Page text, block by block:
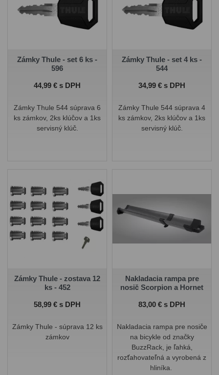
tlmiču pádu, lanovej fixácii,
vodiacim kladkám a stabilnej
stropnej montáži. Remienky
Zámky Thule - set 6 ks -
596
Cena
44,99 € s DPH
Zámky Thule 544 súprava 6
ks zámkov, 2ks klúčov a 1ks
servisný klúč.
Zámky Thule - set 4 ks -
544
Cena
34,99 € s DPH
Zámky Thule 544 súprava 4
ks zámkov, 2ks klúčov a 1ks
servisný klúč.
Zámky Thule - zostava 12
ks - 452
Cena
58,99 € s DPH
Zámky Thule - súprava 12 ks
zámkov
Nakladacia rampa pre
nosič Scorpion a Hornet
Cena
83,00 € s DPH
Nakladacia rampa pre nosiče
na bicykle od značky
BuzzRack, je ľahká,
rozťahovateľná a vyrobená z
hliníka.